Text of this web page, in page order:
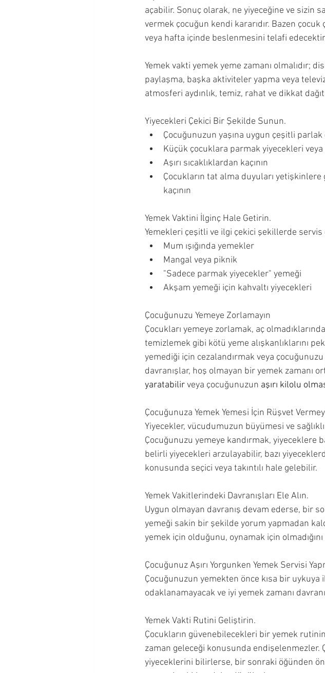
açabilir. Sonuç olarak, ne yiyeceğine ve sizin
vermek çocuğun kendi kararıdır. Bazen
veya hafta içinde beslenmesini telafi
Yemek vakti yemek yeme zamanı olmalıdır;
paylaşma, başka aktiviteler yapma veya
atmosferi aydınlık, temiz, rahat ve dikkat
Yiyecekleri Çekici Bir Şekilde Sunun.
Çocuğunuzun yaşına uygun çeşitli
Küçük çocuklara parmak yiyecekleri
Aşırı sıcaklıklardan kaçının
Çocukların tat alma duyuları
kaçının
Yemek Vaktini İlginç Hale Getirin.
Yemekleri çeşitli ve ilgi çekici şekillerde servis
Mum ışığında yemekler
Mangal veya piknik
"Sadece parmak yiyecekler" yemeği
Akşam yemeği için kahvaltı yiyecekleri
Çocuğunuzu Yemeye Zorlamayın
Çocukları yemeye zorlamak, aç
temizlemek gibi kötü yeme alışkanlıklarını
yemediği için cezalandırmak veya
davranışlar, hoş olmayan bir yemek zamanı
yaratabilir veya çocuğunuzun aşırı kilolu
Çocuğunuza Yemek Yemesi İçin Rüşvet
Yiyecekler, vücudumuzun büyümesi ve
Çocuğunuzu yemeye kandırmak,
belirli yiyecekleri arzulayabilir, bazı
konusunda seçici veya takıntılı hale gelebilir.
Yemek Vakitlerindeki Davranışları Ele Alın.
Uygun olmayan davranış devam ederse, bir
yemeği sakin bir şekilde yorum yapmadan
yemek için olduğunu, oynamak için
Çocuğunuz Aşırı Yorgunken Yemek Servisi
Çocuğunuzun yemekten önce kısa bir uykuya
odaklanamayacak ve iyi yemek zamanı
Yemek Vakti Rutini Geliştirin.
Çocukların güvenebilecekleri bir yemek
zaman geleceği konusunda endişelenmezler.
yiyeceklerini bilirlerse, bir sonraki öğünden